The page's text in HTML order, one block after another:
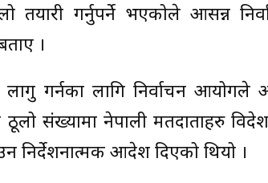
तयारी गर्नुपर्ने भएकोले आसन्न
।
लागु गर्नका लागि निर्वाचन
संख्यामा नेपाली मतदाताहरु
निर्देशनात्मक आदेश दिएको थियो ।